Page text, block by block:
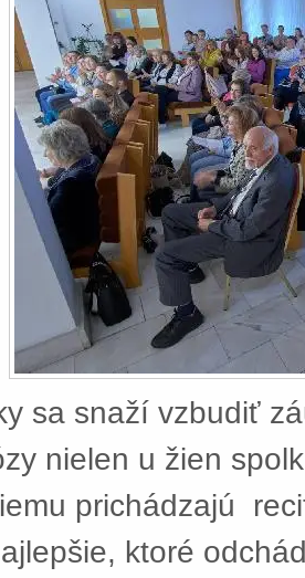
sa snaží vzbudiť
nielen u žien
prichádzajú
ktoré